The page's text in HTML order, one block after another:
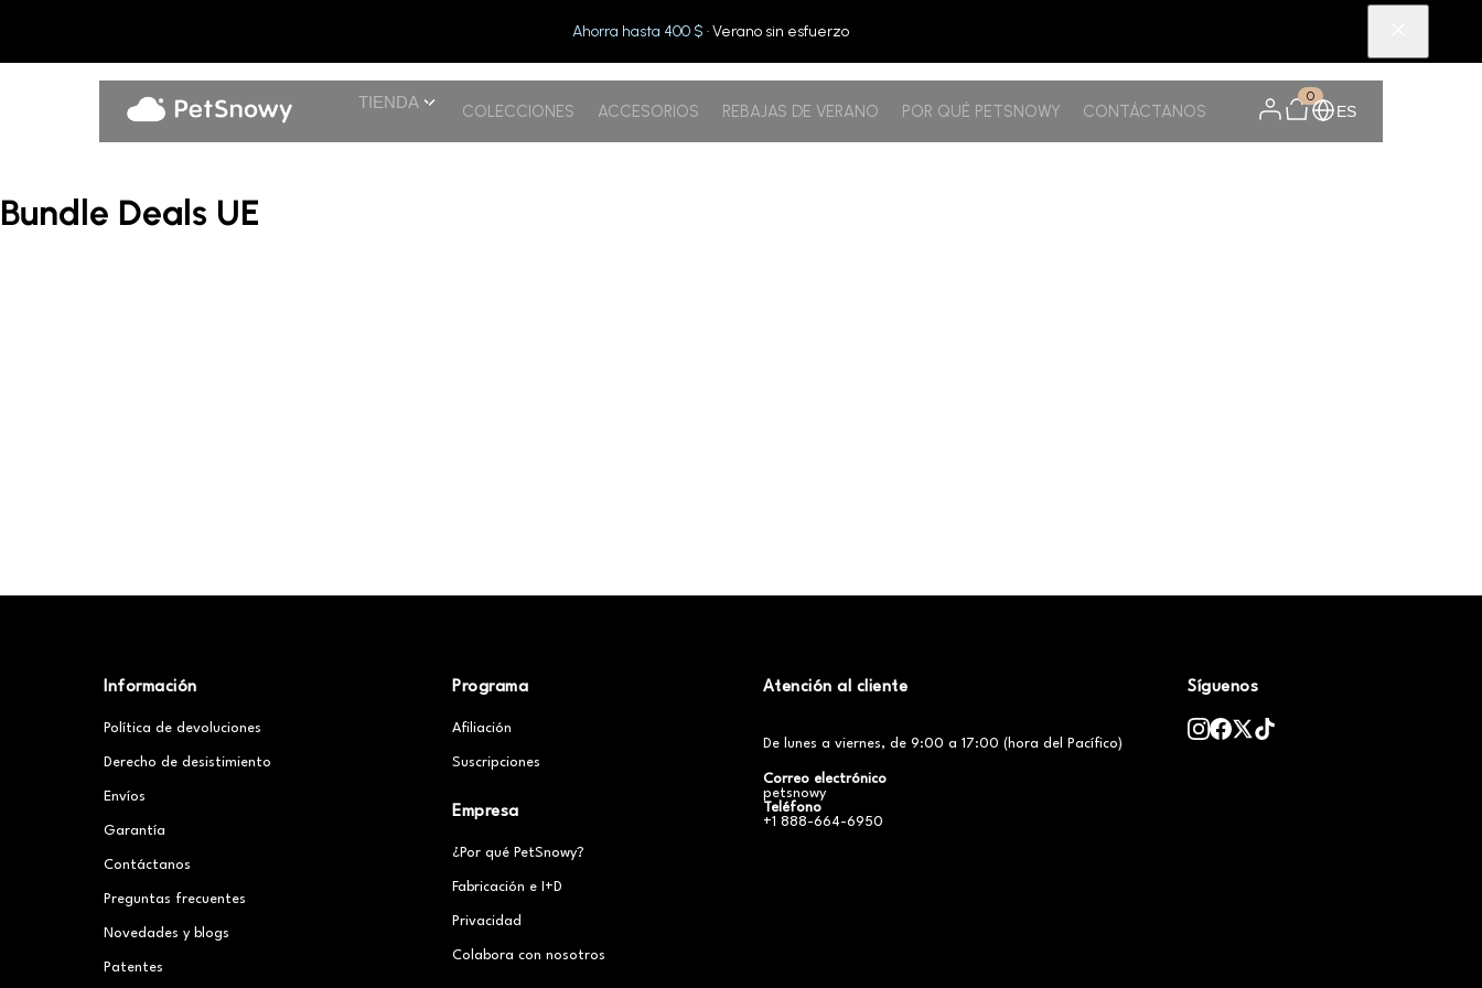
Ahorra hasta 400 $ · Verano sin esfuerzo
TIENDA COLECCIONES ACCESORIOS REBAJAS DE VERANO POR QUÉ PETSNOWY CONTÁCTANOS
0
ES
Bundle Deals UE
Información
Política de devoluciones
Derecho de desistimiento
Envíos
Garantía
Contáctanos
Preguntas frecuentes
Novedades y blogs
Patentes
Programa
Afiliación
Suscripciones
Empresa
¿Por qué PetSnowy?
Fabricación e I+D
Privacidad
Colabora con nosotros
Atención al cliente
De lunes a viernes, de 9:00 a 17:00 (hora del Pacífico)
Correo electrónico
petsnowy
Teléfono
+1 888-664-6950
Síguenos